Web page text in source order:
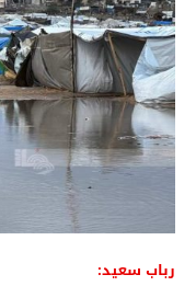
رباب سعيد: